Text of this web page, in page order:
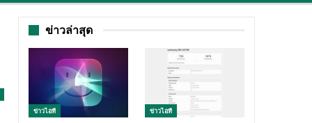
ข่าวล่าสุด
ข่าวไอที ข่าวไอที